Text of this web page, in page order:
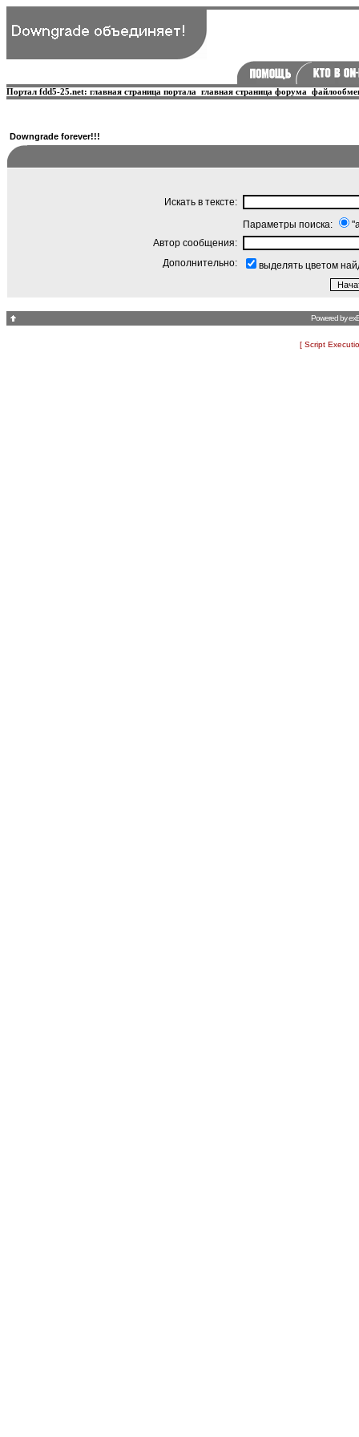
Портал fdd5-25.net: главная страница портала главная страница форума
Downgrade forever!!!
Искать в тексте:
Параметры поиска:
Автор сообщения:
Дополнительно:
выделять цветом
Powered by
[ Script